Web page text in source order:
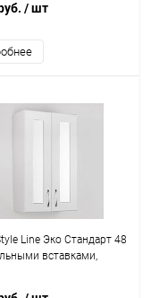
/ шт
Line Эко Стандарт 48
вставками,